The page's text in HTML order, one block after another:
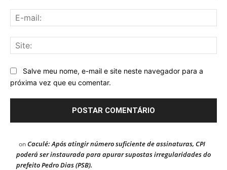
Salve meu nome, e-mail e site neste navegador para a
próxima vez que eu comentar.
onCaculé: Após atingir número suficiente de assinaturas, CPI
poderá ser instaurada para apurar supostas irregularidades do
prefeito Pedro Dias (PSB).